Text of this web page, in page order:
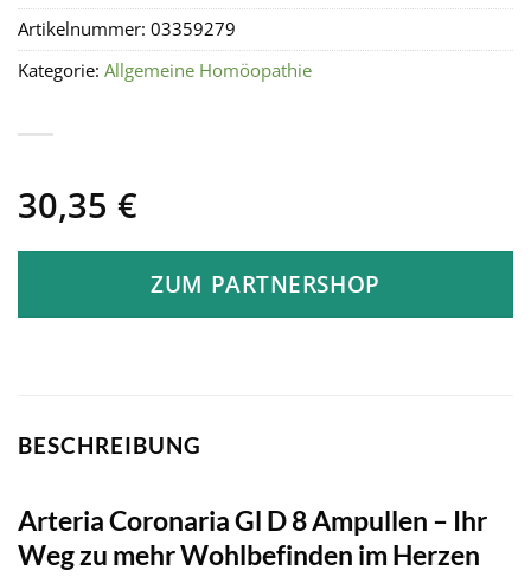
30,35 €
ZUM PARTNERSHOP
Artikelnummer: 03359279
Kategorie: Allgemeine Homöopathie
BESCHREIBUNG
Arteria Coronaria Gl D 8 Ampullen – Ihr
Weg zu mehr Wohlbefinden im Herzen